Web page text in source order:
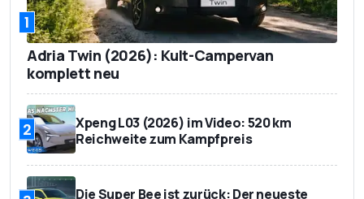
1
Adria Twin (2026): Kult-Campervan
komplett neu
2
Xpeng L03 (2026) im Video: 520 km
Reichweite zum Kampfpreis
Die Super Bee ist zurück: Der neueste